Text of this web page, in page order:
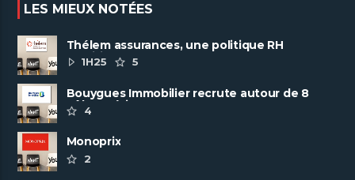
LES MIEUX NOTÉES
Thélem assurances, une politique RH
ambitieuse
1H25 5
Bouygues Immobilier recrute autour de 8
pôles métiers
4
Monoprix
2